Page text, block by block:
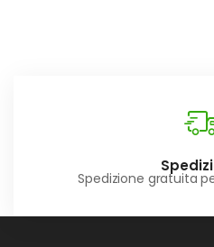
Spedizione gratuita